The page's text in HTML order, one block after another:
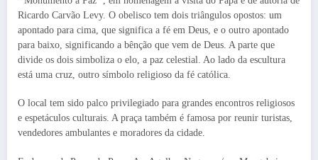
Ricardo Carvão Levy. O obelisco tem dois triângulos opostos: um
apontado para cima, que significa a fé em Deus, e o outro apontado
para baixo, significando a bênção que vem de Deus. A parte que
divide os dois simboliza o elo, a paz celestial. Ao lado da escultura
está uma cruz, outro símbolo religioso da fé católica.
O local tem sido palco privilegiado para grandes encontros religiosos
e espetáculos culturais. A praça também é famosa por reunir turistas,
vendedores ambulantes e moradores da cidade.